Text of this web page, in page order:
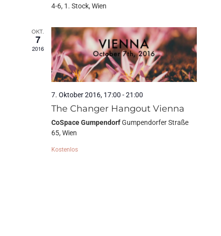
4-6, 1. Stock, Wien
OKT.
7
2016
7. Oktober 2016, 17:00 -21:00
The Changer Hangout Vienna
CoSpace GumpendorfGumpendorfer Straße
65, Wien
Kostenlos